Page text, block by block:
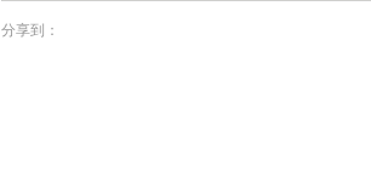
分享到：